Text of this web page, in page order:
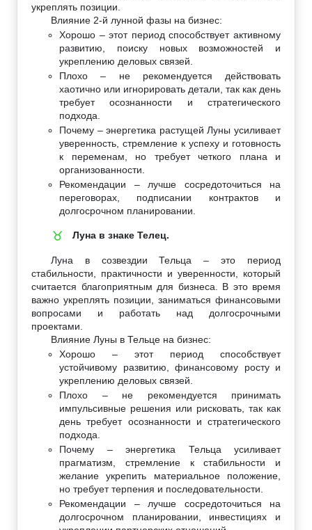
укреплять позиции.
Влияние 2-й лунной фазы на бизнес:
Хорошо – этот период способствует активному
развитию, поиску новых возможностей и
укреплению деловых связей.
Плохо – не рекомендуется действовать
хаотично или игнорировать детали, так как день
требует осознанности и стратегического
подхода.
Почему – энергетика растущей Луны усиливает
уверенность, стремление к успеху и готовность
к переменам, но требует четкого плана и
организованности.
Рекомендации – лучше сосредоточиться на
переговорах, подписании контрактов и
долгосрочном планировании.
♉ Луна в знаке Телец.
Луна в созвездии Тельца – это период
стабильности, практичности и уверенности, который
считается благоприятным для бизнеса. В это время
важно укреплять позиции, заниматься финансовыми
вопросами и работать над долгосрочными
проектами.
Влияние Луны в Тельце на бизнес:
Хорошо – этот период способствует
устойчивому развитию, финансовому росту и
укреплению деловых связей.
Плохо – не рекомендуется принимать
импульсивные решения или рисковать, так как
день требует осознанности и стратегического
подхода.
Почему – энергетика Тельца усиливает
прагматизм, стремление к стабильности и
желание укрепить материальное положение,
но требует терпения и последовательности.
Рекомендации – лучше сосредоточиться на
долгосрочном планировании, инвестициях и